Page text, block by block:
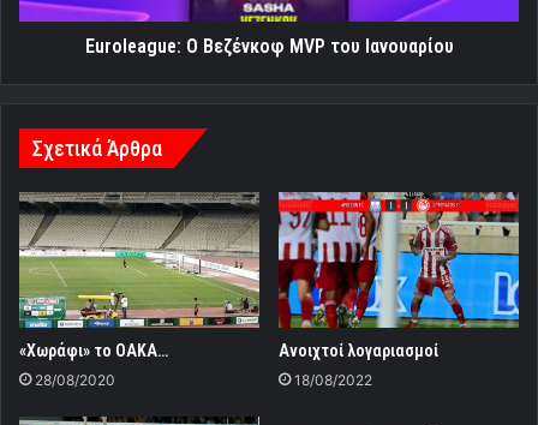
Euroleague: Ο Βεζένκοφ MVP του Ιανουαρίου
Σχετικά Άρθρα
«Χωράφι» το ΟΑΚΑ…
28/08/2020
Ανοιχτοί λογαριασμοί
18/08/2022